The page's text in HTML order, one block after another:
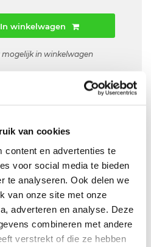
van cookies
content en advertenties te
voor social media te bieden
te analyseren. Ook delen we
van onze site met onze
adverteren en analyse. Deze
combineren met andere
verstrekt of die ze hebben
In winkelwagen
in winkelwagen
Garantie:5 jaar
Zakelijk
Montageservice